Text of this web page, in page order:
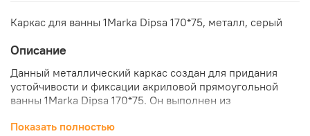
Каркас для ванны 1Marka Dipsa 170*75, металл, серый
Описание
Данный металлический каркас создан для придания
устойчивости и фиксации акриловой прямоугольной
ванны 1Marka Dipsa 170*75. Он выполнен из
гарантирует долгое использование и простую
Показать полностью